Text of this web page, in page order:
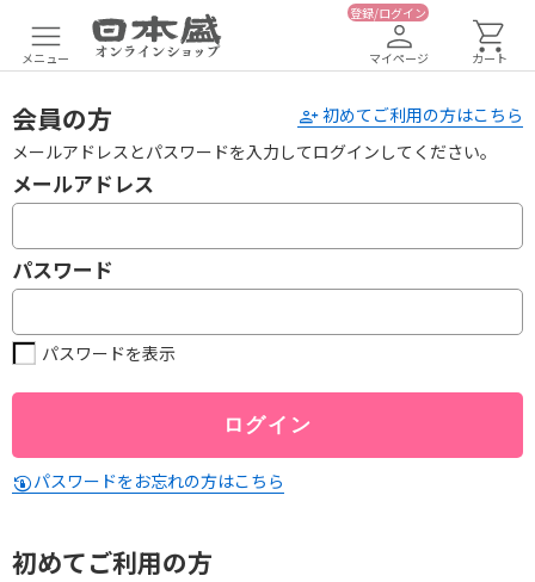
メニュー
登録/ログイン
マイページ カート
初めてご利用の方はこちら
会員の方
メールアドレスとパスワードを入力してログインしてください。
メールアドレス
パスワード
パスワードを表示
パスワードをお忘れの方はこちら
初めてご利用の方